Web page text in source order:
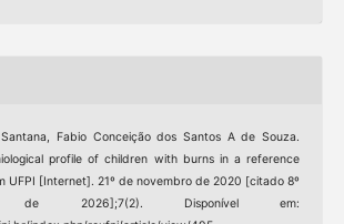
Fabio Conceição dos Santos A de Souza.
profile of children with burns in a reference
UFPI [Internet]. 21º de novembro de 2020 [citado 8º
2026];7(2). Disponível em: